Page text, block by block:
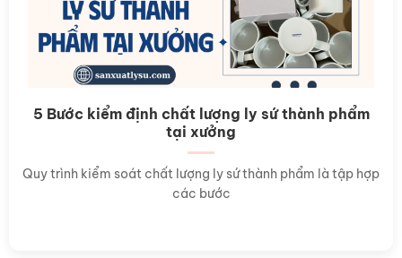
5 Bước kiểm định chất lượng ly sứ thành phẩm
tại xưởng
Quy trình kiểm soát chất lượng ly sứ thành phẩm là tập hợp
các bước